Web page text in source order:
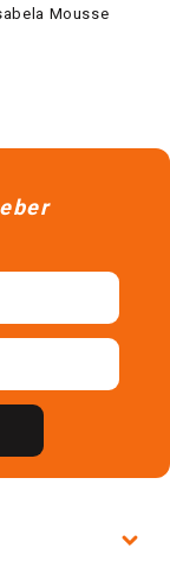
Mousse